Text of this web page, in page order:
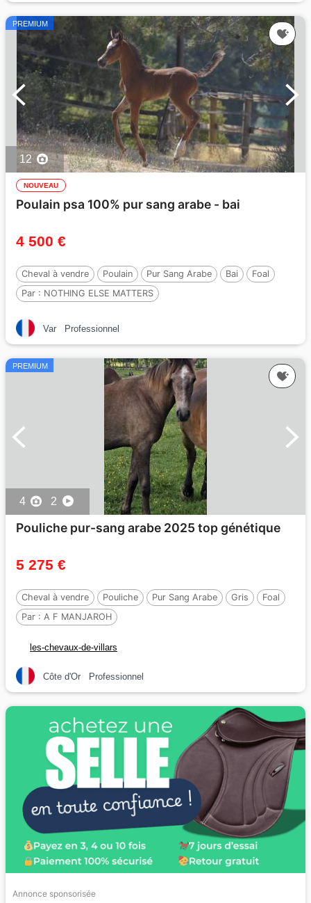
PREMIUM
12
NOUVEAU
Poulain psa 100% pur sang arabe - bai
4 500 €
Cheval à vendre Poulain Pur Sang Arabe Bai
Foal
Par : NOTHING ELSE MATTERS
Var Professionnel
PREMIUM
4 2
Pouliche pur-sang arabe 2025 top génétique
5 275 €
Cheval à vendre Pouliche Pur Sang Arabe Gris
Foal
Par : A F MANJAROH
les-chevaux-de-villars
Côte d'Or Professionnel
Annonce sponsorisée